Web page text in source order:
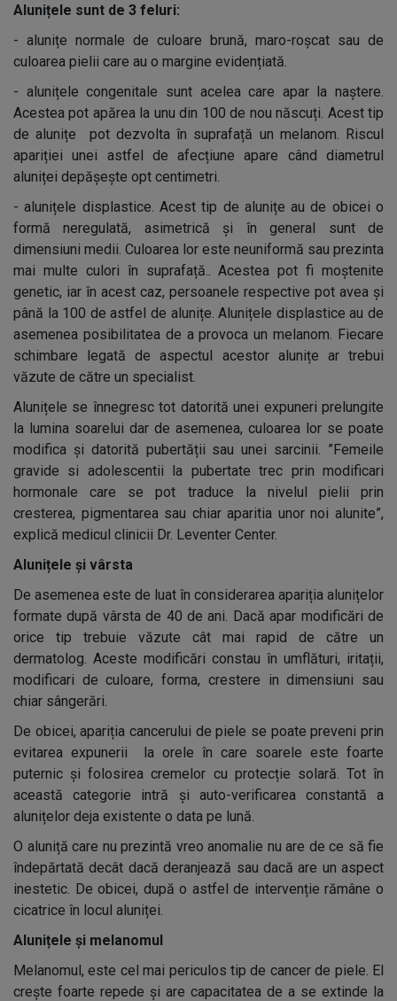
Alunițele sunt de 3 feluri:
- alunițe normale de culoare brună, maro-roșcat sau de
culoarea pielii care au o margine evidențiată.
- alunițele congenitale sunt acelea care apar la naștere.
Acestea pot apărea la unu din 100 de nou născuți. Acest tip
de alunițe pot dezvolta în suprafață un melanom. Riscul
apariției unei astfel de afecțiune apare când diametrul
aluniței depășește opt centimetri.
- alunițele displastice. Acest tip de alunițe au de obicei o
formă neregulată, asimetrică și în general sunt de
dimensiuni medii. Culoarea lor este neuniformă sau prezinta
mai multe culori în suprafață.. Acestea pot fi moștenite
genetic, iar în acest caz, persoanele respective pot avea și
până la 100 de astfel de alunițe. Alunițele displastice au de
asemenea posibilitatea de a provoca un melanom. Fiecare
schimbare legată de aspectul acestor alunițe ar trebui
văzute de către un specialist.
Alunițele se înnegresc tot datorită unei expuneri prelungite
la lumina soarelui dar de asemenea, culoarea lor se poate
modifica și datorită pubertății sau unei sarcinii. ”Femeile
gravide si adolescentii la pubertate trec prin modificari
hormonale care se pot traduce la nivelul pielii prin
cresterea, pigmentarea sau chiar aparitia unor noi alunite”,
explică medicul clinicii Dr. Leventer Center.
Alunițele și vârsta
De asemenea este de luat în considerarea apariția alunițelor
formate după vârsta de 40 de ani. Dacă apar modificări de
orice tip trebuie văzute cât mai rapid de către un
dermatolog. Aceste modificări constau în umflături, iritații,
modificari de culoare, forma, crestere in dimensiuni sau
chiar sângerări.
De obicei, apariția cancerului de piele se poate preveni prin
evitarea expunerii la orele în care soarele este foarte
puternic și folosirea cremelor cu protecție solară. Tot în
această categorie intră și auto-verificarea constantă a
alunițelor deja existente o data pe lună.
O aluniță care nu prezintă vreo anomalie nu are de ce să fie
îndepărtată decât dacă deranjează sau dacă are un aspect
inestetic. De obicei, după o astfel de intervenție rămâne o
cicatrice în locul aluniței.
Alunițele și melanomul
Melanomul, este cel mai periculos tip de cancer de piele. El
crește foarte repede și are capacitatea de a se extinde la